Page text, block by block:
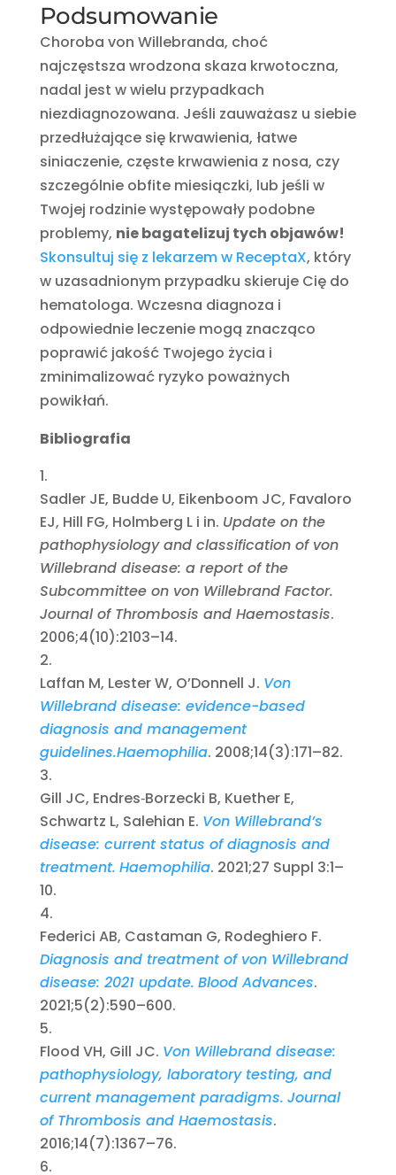
Podsumowanie
Choroba von Willebranda, choć
najczęstsza wrodzona skaza krwotoczna,
nadal jest w wielu przypadkach
niezdiagnozowana. Jeśli zauważasz u siebie
przedłużające się krwawienia, łatwe
siniaczenie, częste krwawienia z nosa, czy
szczególnie obfite miesiączki, lub jeśli w
Twojej rodzinie występowały podobne
problemy, nie bagatelizuj tych objawów!
Skonsultuj się z lekarzem w ReceptaX, który
w uzasadnionym przypadku skieruje Cię do
hematologa. Wczesna diagnoza i
odpowiednie leczenie mogą znacząco
poprawić jakość Twojego życia i
zminimalizować ryzyko poważnych
powikłań.
Bibliografia
Sadler JE, Budde U, Eikenboom JC, Favaloro
EJ, Hill FG, Holmberg L i in. Update on the
pathophysiology and classification of von
Willebrand disease: a report of the
Subcommittee on von Willebrand Factor.
Journal of Thrombosis and Haemostasis.
2006;4(10):2103–14.
Laffan M, Lester W, O’Donnell J. Von
Willebrand disease: evidence-based
diagnosis and management
guidelines.Haemophilia. 2008;14(3):171–82.
Gill JC, Endres‑Borzecki B, Kuether E,
Schwartz L, Salehian E. Von Willebrand’s
disease: current status of diagnosis and
treatment. Haemophilia. 2021;27 Suppl 3:1–
10.
Federici AB, Castaman G, Rodeghiero F.
Diagnosis and treatment of von Willebrand
disease: 2021 update. Blood Advances.
2021;5(2):590–600.
Flood VH, Gill JC. Von Willebrand disease:
pathophysiology, laboratory testing, and
current management paradigms. Journal
of Thrombosis and Haemostasis.
2016;14(7):1367–76.